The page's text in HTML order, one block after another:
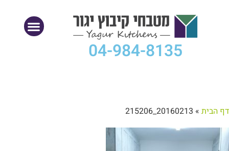
04-984-8135
דף הבית »
20160213_215206